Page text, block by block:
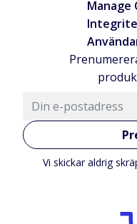
Manage
Vi skickar aldrig